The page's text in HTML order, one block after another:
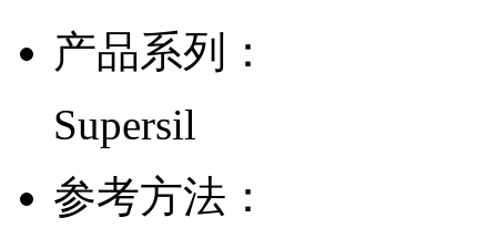
产品系列：
Supersil
参考方法：